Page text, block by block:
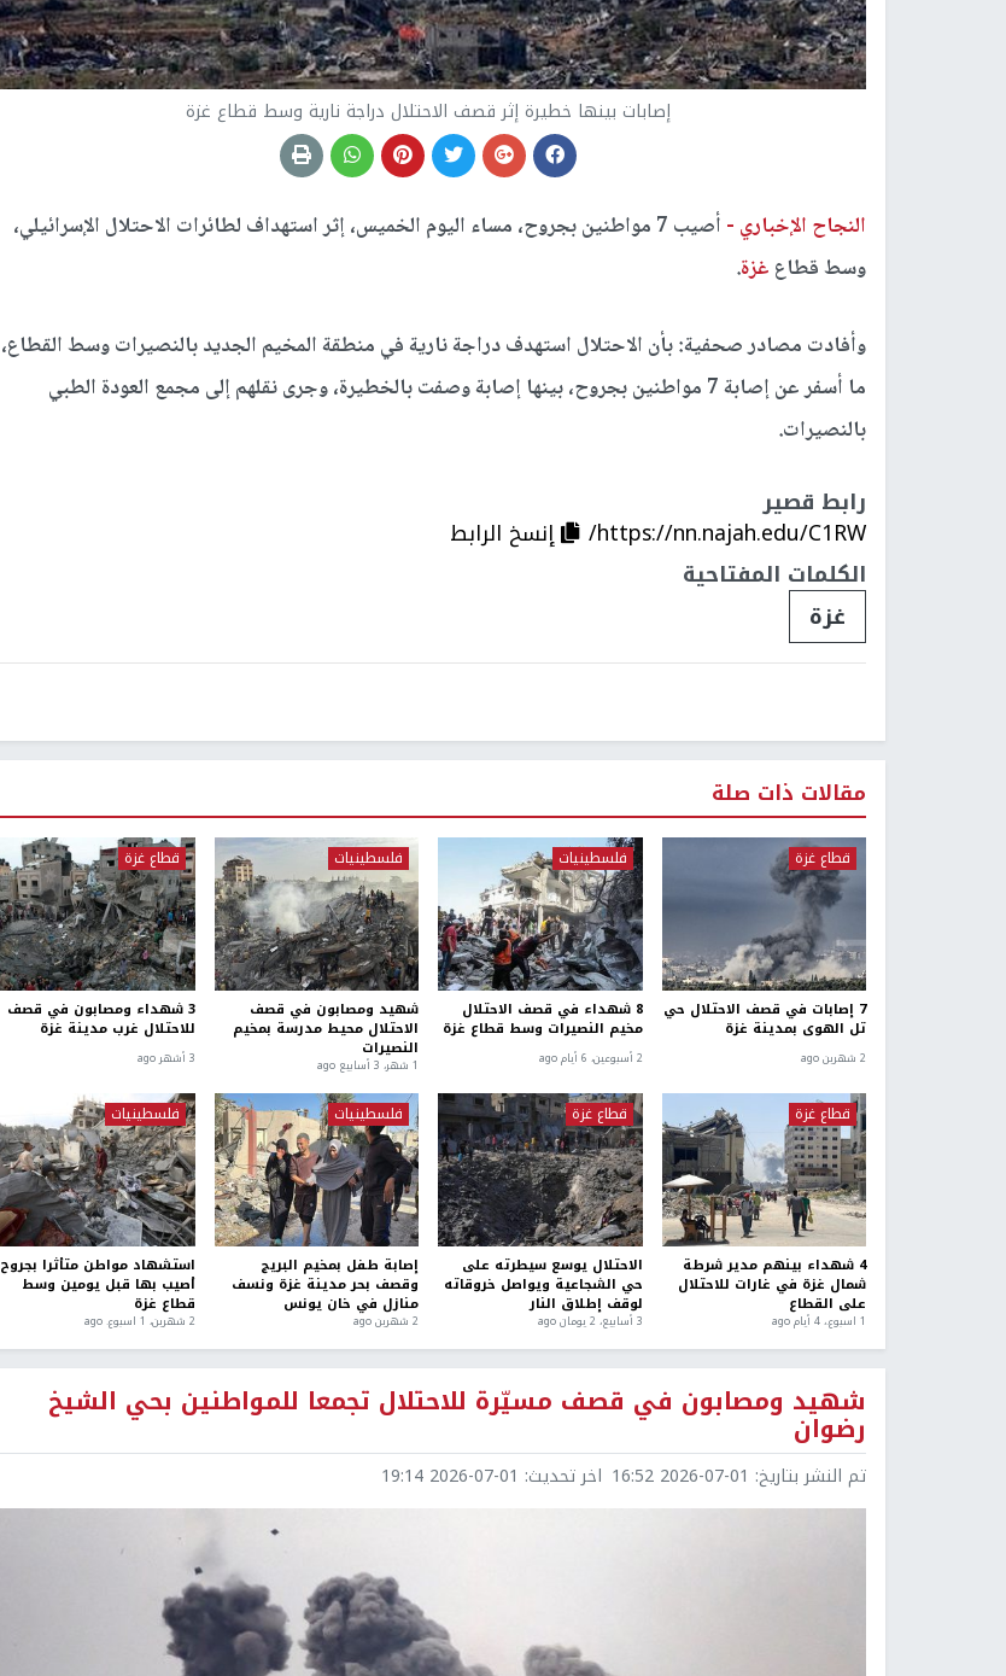
إصابات بينها خطيرة إثر قصف الاحتلال دراجة نارية وسط قطاع غزة
النجاح الإخباري -
أصيب 7 مواطنين بجروح، مساء اليوم الخميس، إثر استهداف لطائرات الاحتلال الإسرائيلي،
وسط قطاع غزة.
وأفادت مصادر صحفية: بأن الاحتلال استهدف دراجة نارية في منطقة المخيم الجديد بالنصيرات وسط القطاع،
ما أسفر عن إصابة 7 مواطنين بجروح، بينها إصابة وصفت بالخطيرة، وجرى نقلهم إلى مجمع العودة الطبي
بالنصيرات.
رابط قصير
https://nn.najah.edu/C1RW/
إنسخ الرابط
الكلمات المفتاحية
غزة
مقالات ذات صلة
قطاع غزة
7 إصابات في قصف الاحتلال حي
تل الهوى بمدينة غزة
2 شهرين ago
فلسطينيات
8 شهداء في قصف الاحتلال
مخيم النصيرات وسط قطاع غزة
2 أسبوعين، 6 أيام ago
فلسطينيات
شهيد ومصابون في قصف
الاحتلال محيط مدرسة بمخيم
النصيرات
1 شهر، 3 أسابيع ago
قطاع غزة
3 شهداء ومصابون في قصف
للاحتلال غرب مدينة غزة
3 أشهر ago
قطاع غزة
4 شهداء بينهم مدير شرطة
شمال غزة في غارات للاحتلال
على القطاع
1 اسبوع.، 4 أيام ago
قطاع غزة
الاحتلال يوسع سيطرته على
حي الشجاعية ويواصل خروقاته
لوقف إطلاق النار
3 أسابيع، 2 يومان ago
فلسطينيات
إصابة طفل بمخيم البريج
وقصف بحر مدينة غزة ونسف
منازل في خان يونس
2 شهرين ago
فلسطينيات
استشهاد مواطن متأثرا بجروح
أصيب بها قبل يومين وسط
قطاع غزة
2 شهرين، 1 اسبوع. ago
شهيد ومصابون في قصف مسيّرة للاحتلال تجمعا للمواطنين بحي الشيخ
رضوان
تم النشر بتاريخ: 2026-07-01 16:52 اخر تحديث: 2026-07-01 19:14